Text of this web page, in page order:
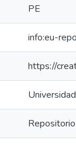
PE
info:eu-
https://